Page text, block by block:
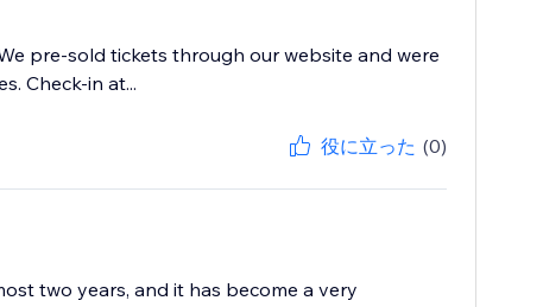
pre-sold tickets through our website and were
Check-in at...
役に立った (0)
two years, and it has become a very